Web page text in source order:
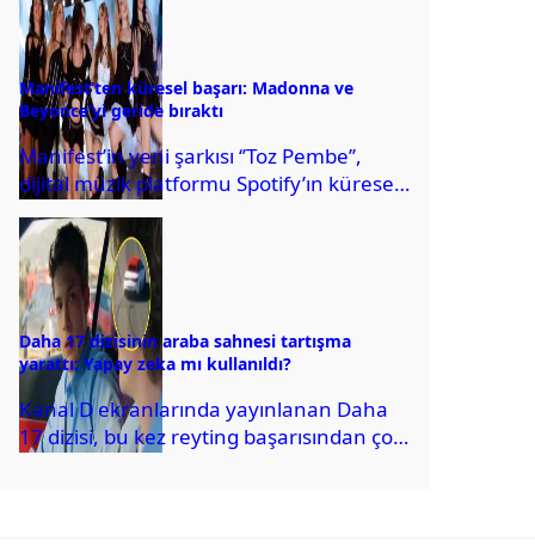
Manifest’ten küresel başarı: Madonna ve
Beyonce’yi geride bıraktı
Manifest’in yeni şarkısı ‘’Toz Pembe’’,
dijital müzik platformu Spotify’ın küresel
sıralamasında zirveye yerleşerek
haftanın en fazla dinlenen şarkısı...
Daha 17 dizisinin araba sahnesi tartışma
yarattı: Yapay zeka mı kullanıldı?
Kanal D ekranlarında yayınlanan Daha
17 dizisi, bu kez reyting başarısından çok